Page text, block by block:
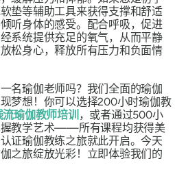
垫等辅助工具来获得支撑和舒适
听身体的感受。配合呼吸，促进
系统提供充足的氧气，从而平静
松身心，释放所有压力和负面情
名瑜伽老师吗？我们全面的瑜伽
梦想！你可以选择200小时瑜伽教
瑜伽教师培训 ，或者通过500小
握教学艺术——所有课程均获得美
证瑜伽教练之旅就此开启。今天
之旅绽放光彩！立即体验我们的